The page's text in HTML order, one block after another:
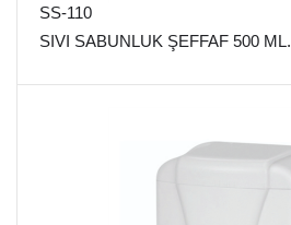
SS-110
SIVI SABUNLUK ŞEFFAF 500 ML.